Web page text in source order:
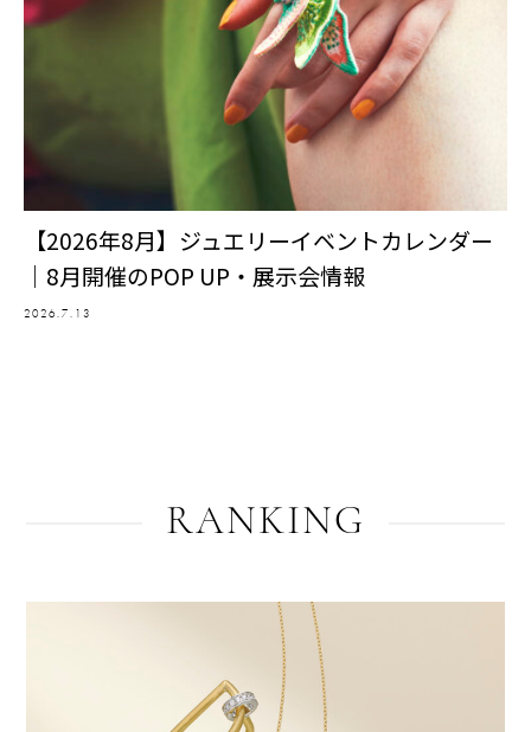
【2026年8月】ジュエリーイベントカレンダー
｜8月開催のPOP UP・展示会情報
2026.7.13
RANKING